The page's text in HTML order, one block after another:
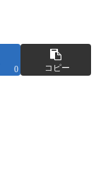
0 コピー